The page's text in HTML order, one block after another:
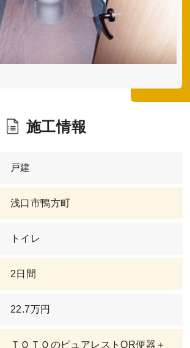
施工情報
戸建
浅口市鴨方町
トイレ
2日間
22.7万円
ＴＯＴＯのピュアレストQR便器＋